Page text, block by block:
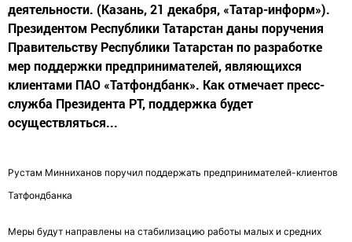
деятельности. (Казань, 21 декабря, «Татар-информ»).
Президентом Республики Татарстан даны поручения
Правительству Республики Татарстан по разработке
мер поддержки предпринимателей, являющихся
клиентами ПАО «Татфондбанк». Как отмечает пресс-
служба Президента РТ, поддержка будет
осуществляться...
Рустам Минниханов поручил поддержать предпринимателей-клиентов
Татфондбанка
Меры будут направлены на стабилизацию работы малых и средних